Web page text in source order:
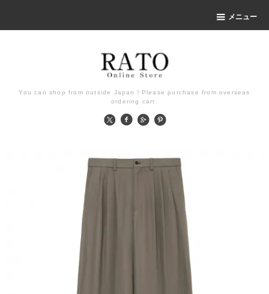
メニュー
You can shop from outside Japan！Please purchase from overseas
ordering cart.